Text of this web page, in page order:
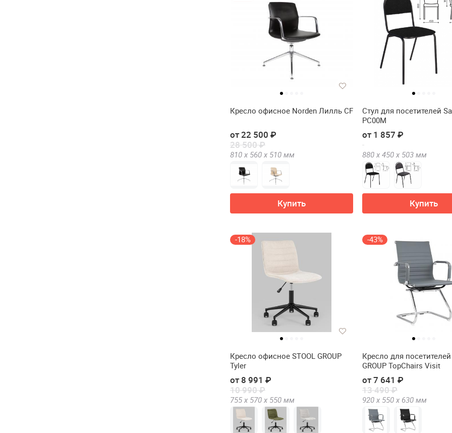
Кресло офисное Norden Лилль CF
от 22 500 ₽
28 500 ₽
810 х 560 х 510 мм
Купить
Стул для посетителей
РС00М
от 1 857 ₽
880 х 450 х 503 мм
Купить
-18%
Кресло офисное STOOL GROUP
Tyler
от 8 991 ₽
10 990 ₽
755 х 570 х 550 мм
-43%
Кресло для посетителей
GROUP TopChairs Visit
от 7 641 ₽
13 490 ₽
920 х 550 х 630 мм